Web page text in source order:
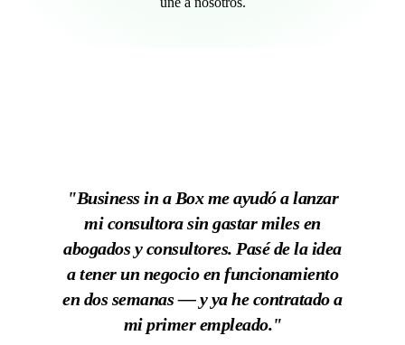
"Business in a Box me ayudó a lanzar
mi consultora sin gastar miles en
abogados y consultores. Pasé de la idea
a tener un negocio en funcionamiento
en dos semanas — y ya he contratado a
mi primer empleado."